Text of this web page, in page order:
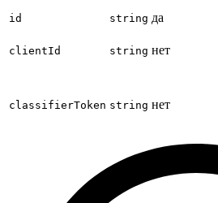
id string да
clientId string нет
classifierToken string нет